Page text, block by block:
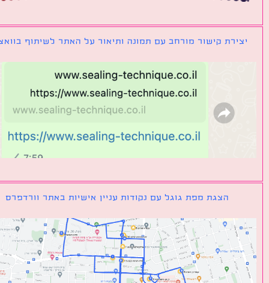
קישור מורחב עם תמונה ותיאור על האתר לשיתוף בוואצאפ
הצגת מפת גוגל עם נקודות עניין אישיות באתר וורדפרס